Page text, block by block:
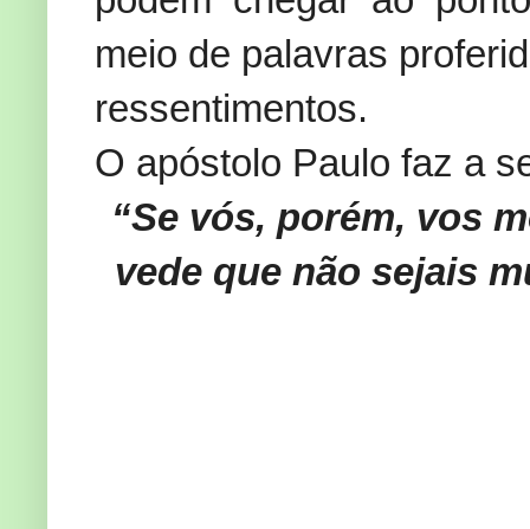
meio de palavras
ressentimentos.
O apóstolo Paulo faz a
“Se vós, porém, vos
vede que não sejais